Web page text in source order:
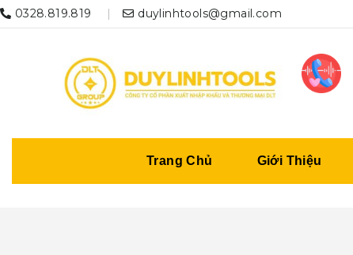
0328.819.819 duylinhtools@gmail.com
Trang Chủ Giới Thiệu